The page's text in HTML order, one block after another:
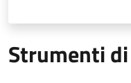
Strumenti